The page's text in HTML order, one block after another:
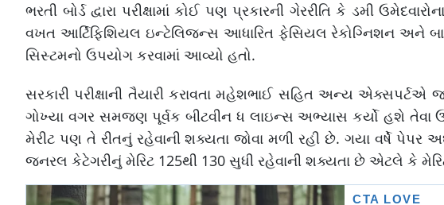
ભરતી બોર્ડ દ્વારા પરીક્ષામાં કોઈ પણ પ્રકારની ગેરરીતિ કે ડમી
વખત આર્ટિફિશિયલ ઇન્ટેલિજન્સ આધારિત ફેસિયલ રેકોગ્નિશન અને
સિસ્ટમનો ઉપયોગ કરવામાં આવ્યો હતો.
સરકારી પરીક્ષાની તૈયારી કરાવતા મહેશભાઈ સહિત અન્ય
ગોખ્યા વગર સમજણ પૂર્વક બીટવીન ધ લાઇન્સ અભ્યાસ કર્યો હશે તેવા
મેરીટ પણ તે રીતનું રહેવાની શક્યતા જોવા મળી રહી છે. ગયા વર્ષે
જનરલ કેટેગરીનું મેરિટ 125થી 130 સુધી રહેવાની શક્યતા છે એટલે કે